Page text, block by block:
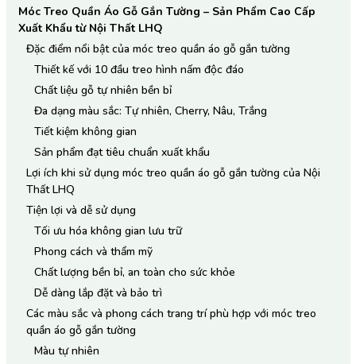
Móc Treo Quần Áo Gỗ Gắn Tường – Sản Phẩm Cao Cấp
Xuất Khẩu từ Nội Thất LHQ
Đặc điểm nổi bật của móc treo quần áo gỗ gắn tường
Thiết kế với 10 đầu treo hình nấm độc đáo
Chất liệu gỗ tự nhiên bền bỉ
Đa dạng màu sắc: Tự nhiên, Cherry, Nâu, Trắng
Tiết kiệm không gian
Sản phẩm đạt tiêu chuẩn xuất khẩu
Lợi ích khi sử dụng móc treo quần áo gỗ gắn tường của Nội
Thất LHQ
Tiện lợi và dễ sử dụng
Tối ưu hóa không gian lưu trữ
Phong cách và thẩm mỹ
Chất lượng bền bỉ, an toàn cho sức khỏe
Dễ dàng lắp đặt và bảo trì
Các màu sắc và phong cách trang trí phù hợp với móc treo
quần áo gỗ gắn tường
Màu tự nhiên